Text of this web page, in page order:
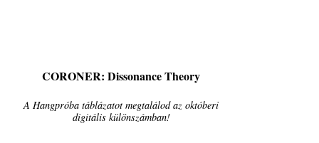
CORONER: Dissonance Theory
A Hangpróba táblázatot megtalálod az októberi
digitális különszámban!